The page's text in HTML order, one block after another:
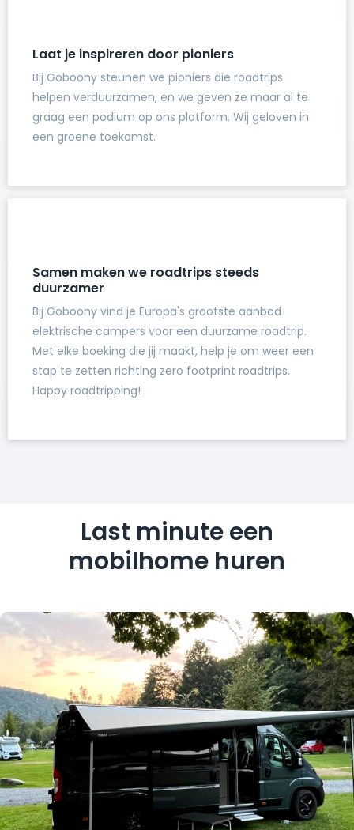
Laat je inspireren door pioniers
Bij Goboony steunen we pioniers die roadtrips
helpen verduurzamen, en we geven ze maar al te
graag een podium op ons platform. Wij geloven in
een groene toekomst.
Samen maken we roadtrips steeds
duurzamer
Bij Goboony vind je Europa's grootste aanbod
elektrische campers voor een duurzame roadtrip.
Met elke boeking die jij maakt, help je om weer een
stap te zetten richting zero footprint roadtrips.
Happy roadtripping!
Last minute een
mobilhome huren